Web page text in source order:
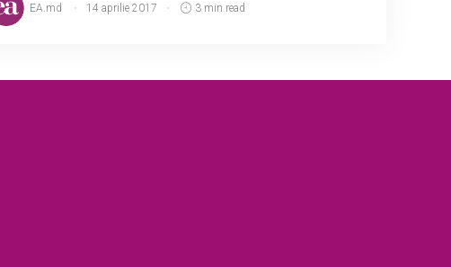
EA.md 14 aprilie 2017 3 min read